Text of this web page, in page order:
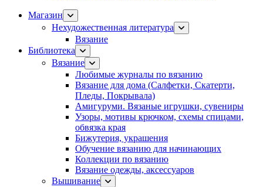
Магазин
Нехудожественная литература
Вязание
Библиотека
Вязание
Любимые журналы по вязанию
Вязание для дома (Салфетки, Скатерти,
Пледы, Покрывала)
Амигуруми. Вязаные игрушки, сувениры
Узоры, мотивы крючком, схемы спицами,
обвязка края
Бижутерия, украшения
Обучение вязанию для начинающих
Коллекции по вязанию
Вязание одежды, аксессуаров
Вышивание